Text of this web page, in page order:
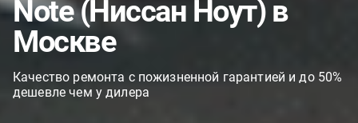
Note (Ниссан Ноут) в
Москве
Качество ремонта с пожизненной гарантией и до 50%
дешевле чем у дилера